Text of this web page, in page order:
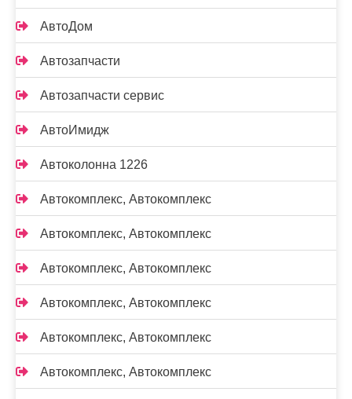
АвтоДом
Автозапчасти
Автозапчасти сервис
АвтоИмидж
Автоколонна 1226
Автокомплекс, Автокомплекс
Автокомплекс, Автокомплекс
Автокомплекс, Автокомплекс
Автокомплекс, Автокомплекс
Автокомплекс, Автокомплекс
Автокомплекс, Автокомплекс